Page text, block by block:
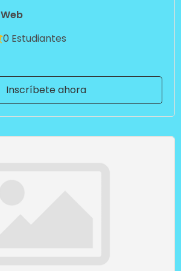
Web
0 Estudiantes
Inscríbete ahora